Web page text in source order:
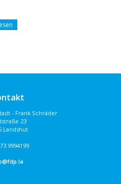
- Frank Schräder
23
Landshut
9994199